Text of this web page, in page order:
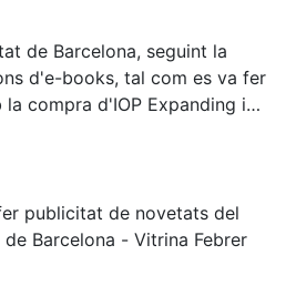
de Barcelona, seguint la
d'e-books, tal com es va fer
compra d'IOP Expanding i
2015), ha procedit a adquirir
publicitat de novetats del
Barcelona - Vitrina Febrer